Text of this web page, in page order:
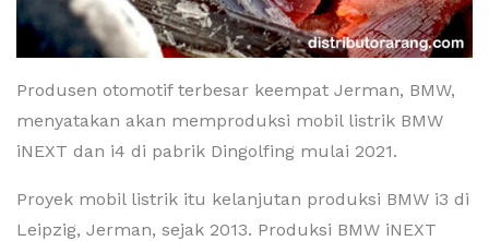
Produsen otomotif terbesar keempat Jerman, BMW,
menyatakan akan memproduksi mobil listrik BMW
iNEXT dan i4 di pabrik Dingolfing mulai 2021.
Proyek mobil listrik itu kelanjutan produksi BMW i3 di
Leipzig, Jerman, sejak 2013. Produksi BMW iNEXT